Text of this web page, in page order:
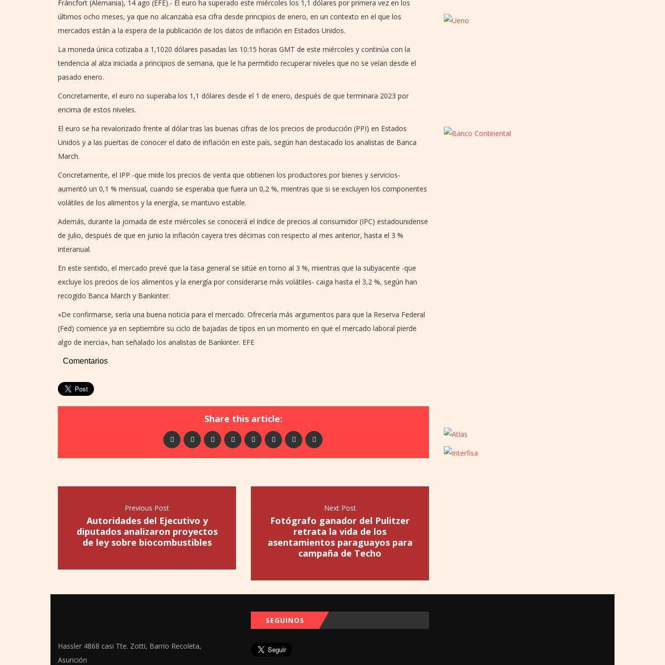
Fráncfort (Alemania), 14 ago (EFE).- El euro ha superado este miércoles los 1,1 dólares por primera vez en los
últimos ocho meses, ya que no alcanzaba esa cifra desde principios de enero, en un contexto en el que los
mercados están a la espera de la publicación de los datos de inflación en Estados Unidos.
La moneda única cotizaba a 1,1020 dólares pasadas las 10:15 horas GMT de este miércoles y continúa con la
tendencia al alza iniciada a principios de semana, que le ha permitido recuperar niveles que no se veían desde el
pasado enero.
Concretamente, el euro no superaba los 1,1 dólares desde el 1 de enero, después de que terminara 2023 por
encima de estos niveles.
El euro se ha revalorizado frente al dólar tras las buenas cifras de los precios de producción (PPI) en Estados
Unidos y a las puertas de conocer el dato de inflación en este país, según han destacado los analistas de Banca
March.
Concretamente, el IPP -que mide los precios de venta que obtienen los productores por bienes y servicios-
aumentó un 0,1 % mensual, cuando se esperaba que fuera un 0,2 %, mientras que si se excluyen los componentes
volátiles de los alimentos y la energía, se mantuvo estable.
Además, durante la jornada de este miércoles se conocerá el índice de precios al consumidor (IPC) estadounidense
de julio, después de que en junio la inflación cayera tres décimas con respecto al mes anterior, hasta el 3 %
interanual.
En este sentido, el mercado prevé que la tasa general se sitúe en torno al 3 %, mientras que la subyacente -que
excluye los precios de los alimentos y la energía por considerarse más volátiles- caiga hasta el 3,2 %, según han
recogido Banca March y Bankinter.
«De confirmarse, sería una buena noticia para el mercado. Ofrecería más argumentos para que la Reserva Federal
(Fed) comience ya en septiembre su ciclo de bajadas de tipos en un momento en que el mercado laboral pierde
algo de inercia», han señalado los analistas de Bankinter. EFE
Comentarios
Share this article:
Previous Post
Autoridades del Ejecutivo y
diputados analizaron proyectos
de ley sobre biocombustibles
Next Post
Fotógrafo ganador del Pulitzer
retrata la vida de los
asentamientos paraguayos para
campaña de Techo
Hassler 4868 casi Tte. Zotti, Barrio Recoleta,
Asunción
SEGUINOS